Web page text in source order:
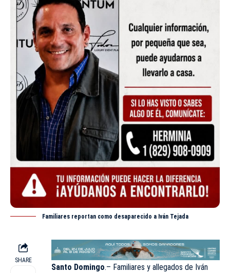
Familiares reportan como desaparecido a Iván Tejada
SHARE
Santo Domingo.– Familiares y allegados de Iván